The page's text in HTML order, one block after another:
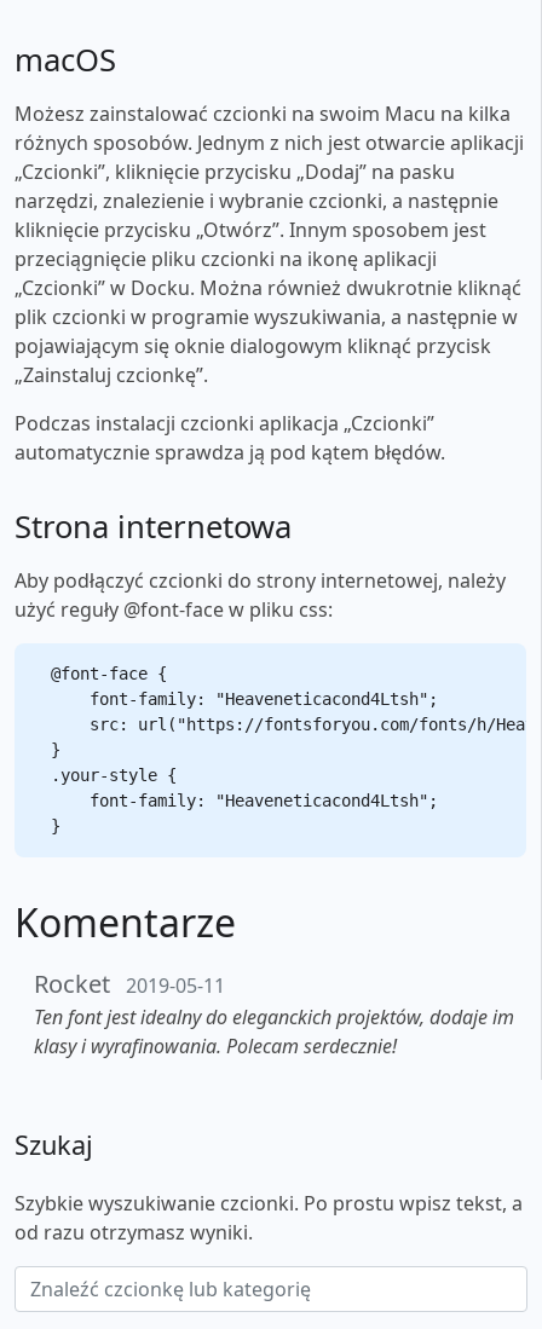
macOS
Możesz zainstalować czcionki na swoim Macu na kilka
różnych sposobów. Jednym z nich jest otwarcie aplikacji
„Czcionki”, kliknięcie przycisku „Dodaj” na pasku
narzędzi, znalezienie i wybranie czcionki, a następnie
kliknięcie przycisku „Otwórz”. Innym sposobem jest
przeciągnięcie pliku czcionki na ikonę aplikacji
„Czcionki” w Docku. Można również dwukrotnie kliknąć
plik czcionki w programie wyszukiwania, a następnie w
pojawiającym się oknie dialogowym kliknąć przycisk
„Zainstaluj czcionkę”.
Podczas instalacji czcionki aplikacja „Czcionki”
automatycznie sprawdza ją pod kątem błędów.
Strona internetowa
Aby podłączyć czcionki do strony internetowej, należy
użyć reguły @font-face w pliku css:
@font-face {
    font-family: "Heaveneticacond4Ltsh";
src: url("https://fontsforyou.com/fonts/h/
}
.your-style {
    font-family: "Heaveneticacond4Ltsh";
Komentarze
Rocket 2019-05-11
Ten font jest idealny do eleganckich projektów, dodaje im
klasy i wyrafinowania. Polecam serdecznie!
Szukaj
Szybkie wyszukiwanie czcionki. Po prostu wpisz tekst, a
od razu otrzymasz wyniki.